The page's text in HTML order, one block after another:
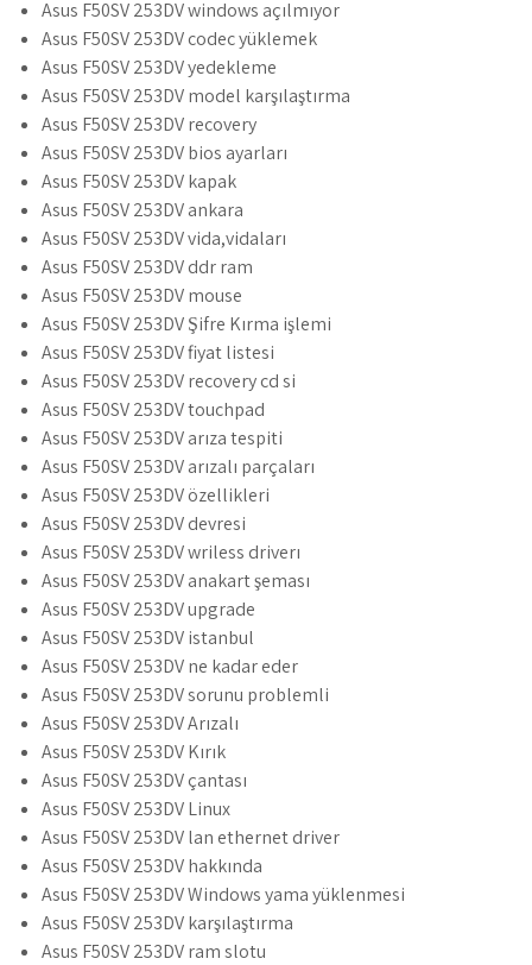
Asus F50SV 253DV windows açılmıyor
Asus F50SV 253DV codec yüklemek
Asus F50SV 253DV yedekleme
Asus F50SV 253DV model karşılaştırma
Asus F50SV 253DV recovery
Asus F50SV 253DV bios ayarları
Asus F50SV 253DV kapak
Asus F50SV 253DV ankara
Asus F50SV 253DV vida,vidaları
Asus F50SV 253DV ddr ram
Asus F50SV 253DV mouse
Asus F50SV 253DV Şifre Kırma işlemi
Asus F50SV 253DV fiyat listesi
Asus F50SV 253DV recovery cd si
Asus F50SV 253DV touchpad
Asus F50SV 253DV arıza tespiti
Asus F50SV 253DV arızalı parçaları
Asus F50SV 253DV özellikleri
Asus F50SV 253DV devresi
Asus F50SV 253DV wriless driverı
Asus F50SV 253DV anakart şeması
Asus F50SV 253DV upgrade
Asus F50SV 253DV istanbul
Asus F50SV 253DV ne kadar eder
Asus F50SV 253DV sorunu problemli
Asus F50SV 253DV Arızalı
Asus F50SV 253DV Kırık
Asus F50SV 253DV çantası
Asus F50SV 253DV Linux
Asus F50SV 253DV lan ethernet driver
Asus F50SV 253DV hakkında
Asus F50SV 253DV Windows yama yüklenmesi
Asus F50SV 253DV karşılaştırma
Asus F50SV 253DV ram slotu